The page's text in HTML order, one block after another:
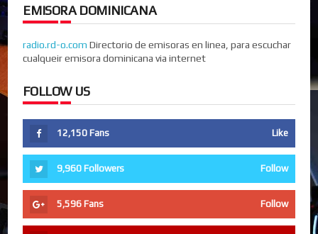
EMISORA DOMINICANA
radio.rd-o.com Directorio de emisoras en linea, para escuchar
cualqueir emisora dominicana via internet
FOLLOW US
12,150 Fans Like
9,960 Followers Follow
5,596 Fans Follow